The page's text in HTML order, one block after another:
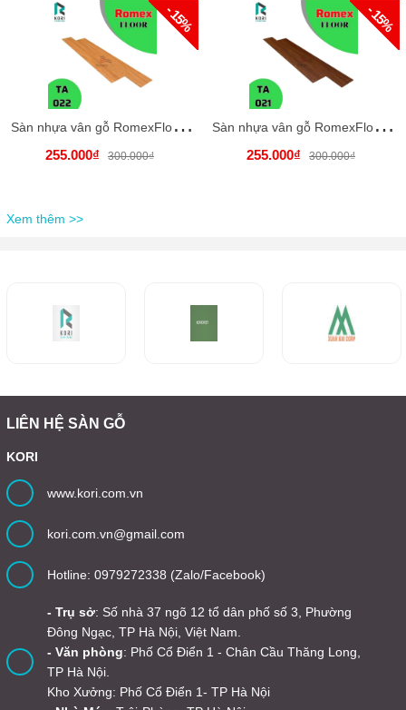
- 15%
S
àn nhựa vân gỗ RomexFloor TA 022-Korifurniture
255.000₫ 300.000₫
- 15%
S
àn nhựa vân gỗ RomexFloor TA 021-Korifurniture
255.000₫ 300.000₫
Xem thêm >>
LIÊN HỆ SÀN GỖ
KORI
www.kori.com.vn
kori.com.vn@gmail.com
Hotline: 0979272338 (Zalo/Facebook)
- Trụ sở: Số nhà 37 ngõ 12 tổ dân phố số 3, Phường
Đông Ngạc, TP Hà Nội, Việt Nam.
- Văn phòng: Phố Cổ Điển 1 - Chân Cầu Thăng Long,
TP Hà Nội.
Kho Xưởng: Phố Cổ Điển 1- TP Hà Nội